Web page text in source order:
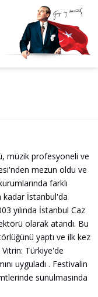
müzik profesyoneli ve
mezun oldu ve
farklı
kadar İstanbul'da
yılında İstanbul Caz
olarak atandı. Bu
yaptı ve ilk kez
Türkiye'de
uyguladı . Festivalin
sunulmasında